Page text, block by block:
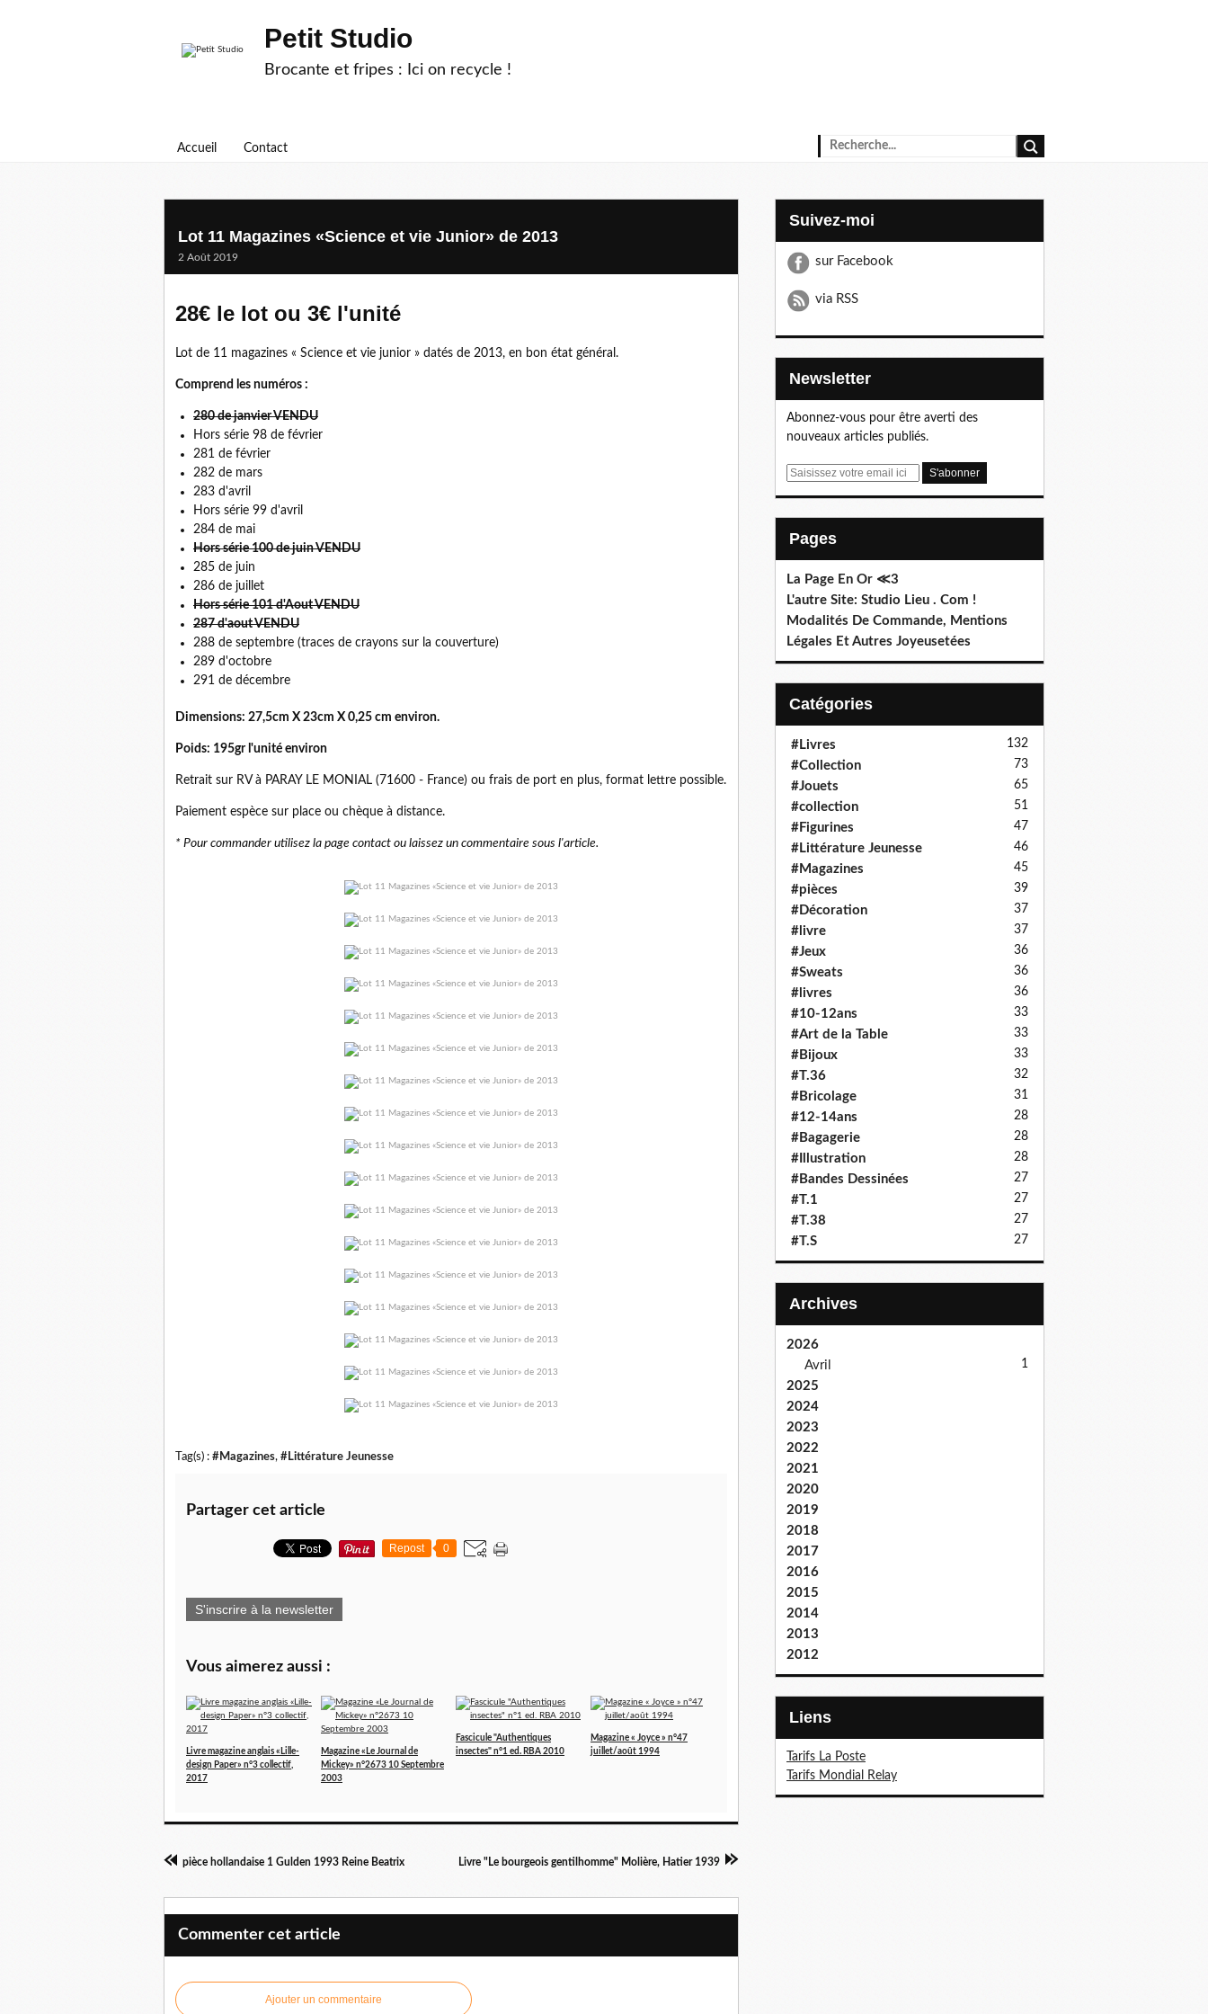
Petit Studio
Brocante et fripes : Ici on recycle !
Accueil Contact
Lot 11 Magazines «Science et vie Junior» de 2013
2 Août 2019
28€ le lot ou 3€ l'unité
Lot de 11 magazines « Science et vie junior » datés de 2013, en bon état général.
Comprend les numéros :
280 de janvier VENDU
Hors série 98 de février
281 de février
282 de mars
283 d'avril
Hors série 99 d'avril
284 de mai
Hors série 100 de juin VENDU
285 de juin
286 de juillet
Hors série 101 d'Aout VENDU
287 d'aout VENDU
288 de septembre (traces de crayons sur la couverture)
289 d'octobre
291 de décembre
Dimensions: 27,5cm X 23cm X 0,25 cm environ.
Poids: 195gr l'unité environ
Retrait sur RV à PARAY LE MONIAL (71600 - France) ou frais de port en plus, format lettre possible.
Paiement espèce sur place ou chèque à distance.
* Pour commander utilisez la page contact ou laissez un commentaire sous l'article.
Tag(s) : #Magazines, #Littérature Jeunesse
Partager cet article
Repost 0
S'inscrire à la newsletter
Vous aimerez aussi :
Livre magazine anglais «Lille-
design Paper» n°3 collectif,
2017
Magazine «Le Journal de
Mickey» n°2673 10 Septembre
2003
Fascicule "Authentiques
insectes" n°1 ed. RBA 2010
Magazine « Joyce » n°47
juillet/août 1994
pièce hollandaise 1 Gulden 1993 Reine Beatrix Livre "Le bourgeois gentilhomme" Molière, Hatier 1939
Commenter cet article
Ajouter un commentaire
Suivez-moi
sur Facebook
via RSS
Newsletter
Abonnez-vous pour être averti des
nouveaux articles publiés.
E
Pages
La Page En Or ≪3
L'autre Site: Studio Lieu . Com !
Modalités De Commande, Mentions
Légales Et Autres Joyeusetées
Catégories
#Livres 132
#Collection 73
#Jouets 65
#collection 51
#Figurines 47
#Littérature Jeunesse 46
#Magazines 45
#pièces 39
#Décoration 37
#livre 37
#Jeux 36
#Sweats 36
#livres 36
#10-12ans 33
#Art de la Table 33
#Bijoux 33
#T.36 32
#Bricolage 31
#12-14ans 28
#Bagagerie 28
#Illustration 28
#Bandes Dessinées 27
#T.1 27
#T.38 27
#T.S 27
Archives
2026
Avril
1
2025
2024
2023
2022
2021
2020
2019
2018
2017
2016
2015
2014
2013
2012
Liens
Tarifs La Poste
Tarifs Mondial Relay